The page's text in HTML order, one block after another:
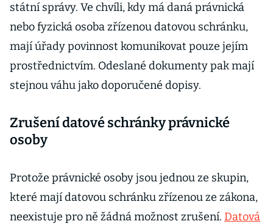
státní správy. Ve chvíli, kdy má daná právnická
nebo fyzická osoba zřízenou datovou schránku,
mají úřady povinnost komunikovat pouze jejím
prostřednictvím. Odeslané dokumenty pak mají
stejnou váhu jako doporučené dopisy.
Zrušení datové schránky právnické
osoby
Protože právnické osoby jsou jednou ze skupin,
které mají datovou schránku zřízenou ze zákona,
neexistuje pro ně žádná možnost zrušení. Datová